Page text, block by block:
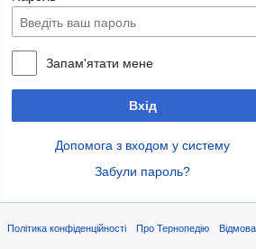
Запам'ятати мене
Вхід
Допомога з входом у систему
Забули пароль?
Політика конфіденційності Про Тернопедію Відмова